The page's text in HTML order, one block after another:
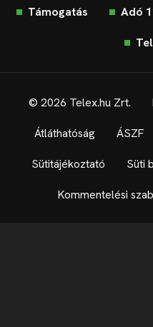
Támogatás Adó
© 2026 Telex.hu Zrt.
Átláthatóság ÁSZF
Sütitájékoztató Süti
Kommentelési